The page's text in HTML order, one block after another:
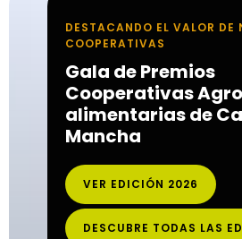
DESTACANDO EL VALOR DE
COOPERATIVAS
Gala de Premios
Cooperativas
alimentarias de
Mancha
VER EDICIÓN 2026
DESCUBRE TODAS LAS